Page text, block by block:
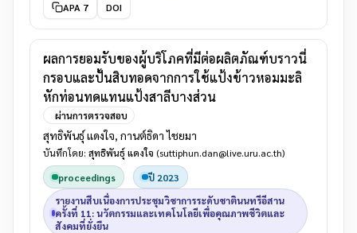
APA 7
DOI
ผลการยอมรับของผู้บริโภคที่มีต่อผลิตภัณฑ์บราวนี่
กรอบและปั้นสิบทอดจากการใช้แป้งข้าวหอมมะลิ
หักท่อนทดแทนแป้งสาลีบางส่วน
ผ่านการตรวจสอบ
สุทธิพันธุ์ แดงใจ, กานต์ธิดา ไชยมา
บันทึกโดย: สุทธิพันธุ์ แดงใจ (suttiphun.dan@live.uru.ac.th)
proceedings
ปี 2023
รายงานสืบเนื่องการประชุมวิชาการระดับชาตินนทรีอีสาน
ครั้งที่ 11: นวัตกรรมและเทคโนโลยีเพื่อคุณภาพชีวิตและ
สังคมที่ยั่งยืน